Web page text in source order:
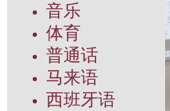
音乐
体育
普通话
马来语
西班牙语